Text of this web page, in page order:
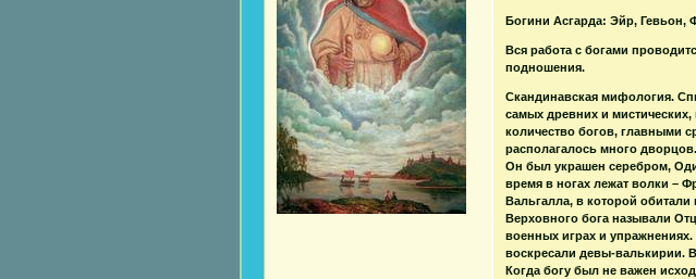
Богини Асгарда: Эйр, Гевьон,
Вся работа с богами
подношения.
Скандинавская мифология.
самых древних и
количество богов, главными
располагалось много
Он был украшен серебром,
время в ногах лежат волки –
Вальгалла, в которой
Верховного бога называли
военных играх и
воскресали девы-валькирии.
Когда богу был не важен